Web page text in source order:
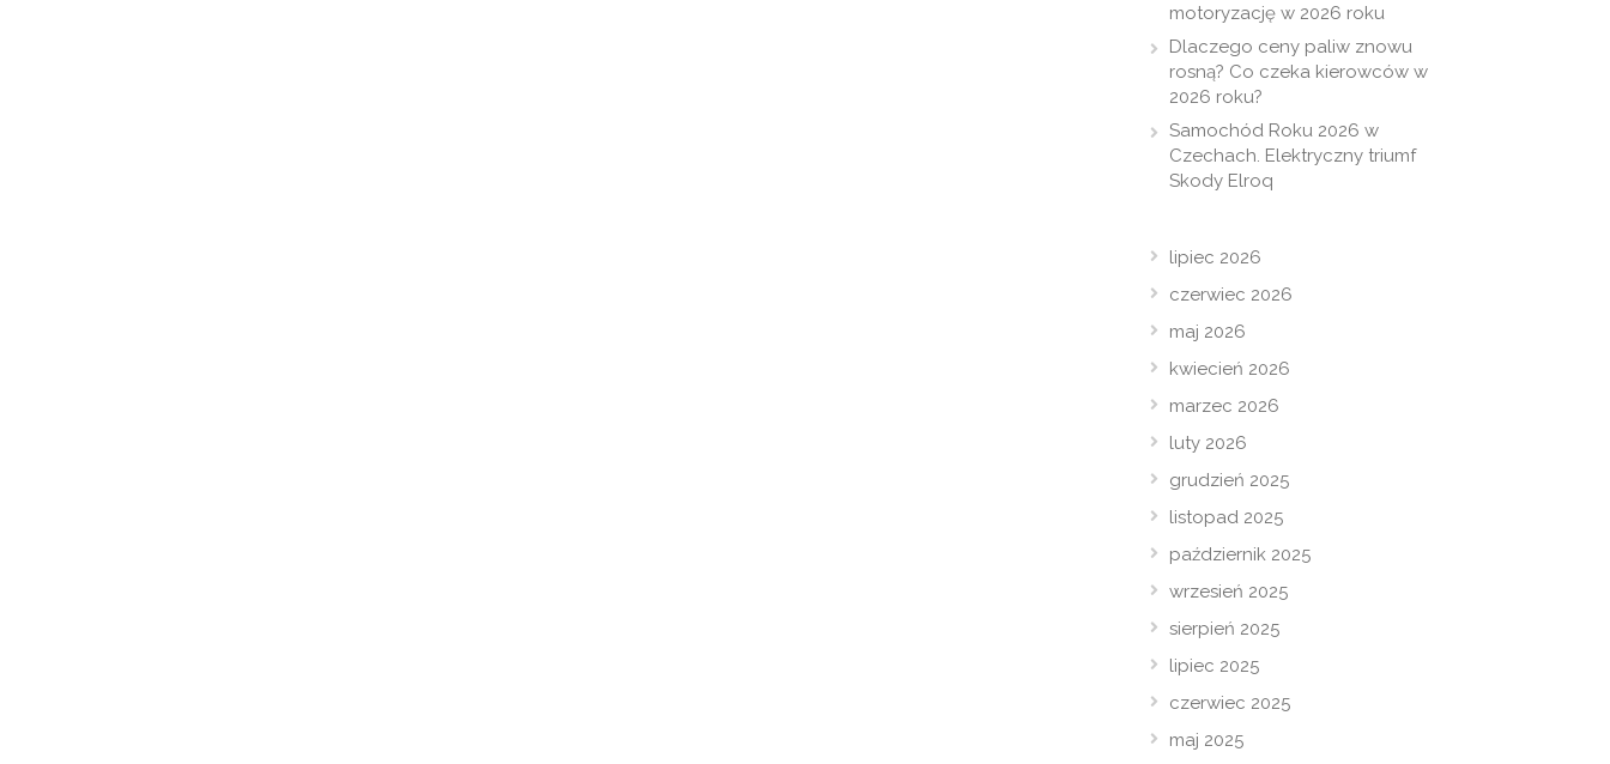
motoryzację w 2026 roku
Dlaczego ceny paliw znowu
rosną? Co czeka kierowców w
2026 roku?
Samochód Roku 2026 w
Czechach. Elektryczny triumf
Skody Elroq
lipiec 2026
czerwiec 2026
maj 2026
kwiecień 2026
marzec 2026
luty 2026
grudzień 2025
listopad 2025
październik 2025
wrzesień 2025
sierpień 2025
lipiec 2025
czerwiec 2025
maj 2025